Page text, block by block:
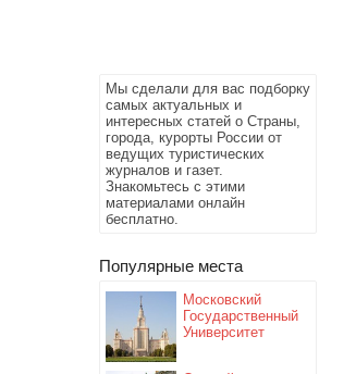
Мы сделали для вас подборку
самых актуальных и
интересных статей о Страны,
города, курорты России от
ведущих туристических
журналов и газет.
Знакомьтесь с этими
материалами онлайн
бесплатно.
Популярные места
Московский
Государственный
Университет